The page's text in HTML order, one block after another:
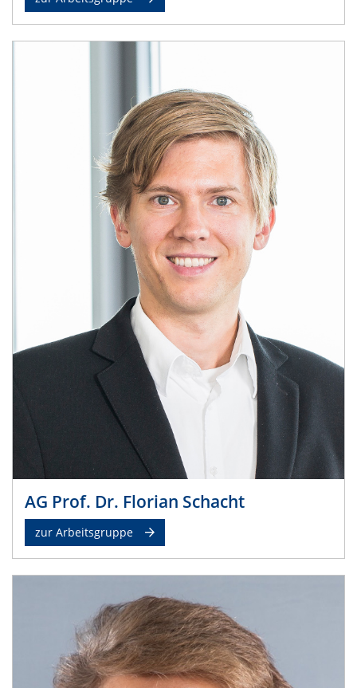
AG Prof. Dr. Florian Schacht
zur Arbeitsgruppe